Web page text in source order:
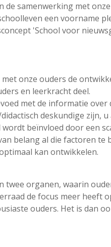
de samenwerking met
een voorname
'School voor
onze ouders de
en leerkracht deel.
met de informatie
deskundige
beïnvloed door een
belang al die factoren
kan ontwikkelen.
twee organen, waarin
de focus meer heeft
ouders. Het is dan